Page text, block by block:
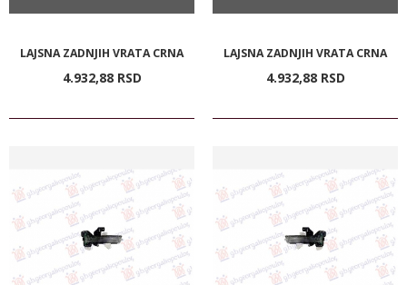
LAJSNA ZADNJIH VRATA CRNA
4.932,88 RSD
LAJSNA ZADNJIH VRATA CRNA
4.932,88 RSD